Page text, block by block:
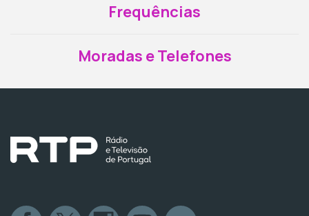
Frequências
Moradas e Telefones